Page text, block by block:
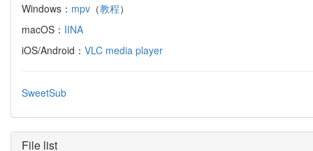
Windows： mpv （教程）
macOS： IINA
iOS/Android： VLC media player
SweetSub
File list